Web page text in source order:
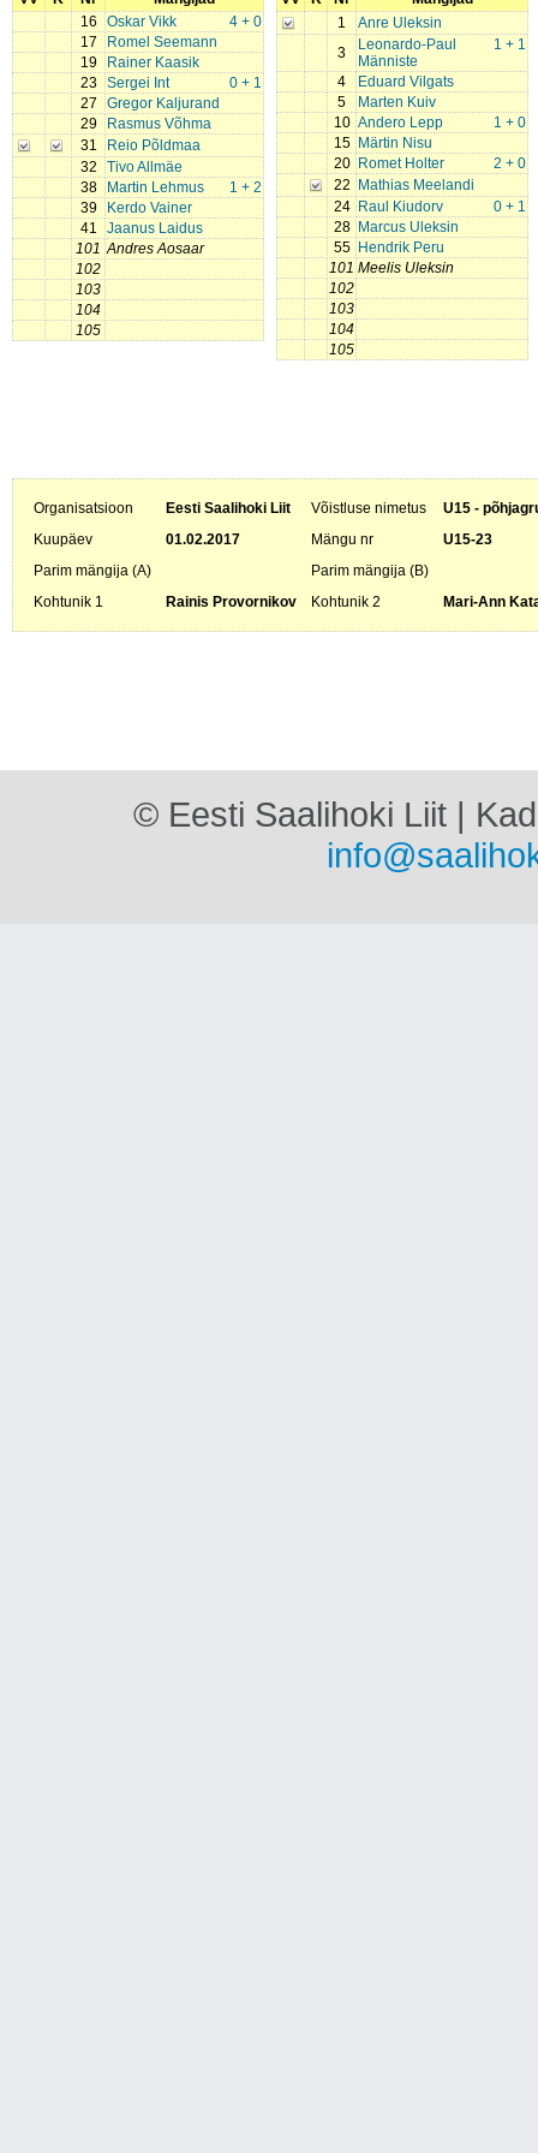
16
4 + 0
Oskar Vikk
17
Romel Seemann
19
Rainer Kaasik
23
0 + 1
Sergei Int
27
Gregor Kaljurand
29
Rasmus Võhma
31
Reio Põldmaa
32
Tivo Allmäe
38
1 + 2
Martin Lehmus
39
Kerdo Vainer
41
Jaanus Laidus
101 Andres Aosaar
102
103
104
105
1
Anre Uleksin
3
1 + 1
Leonardo-Paul
Männiste
4
Eduard Vilgats
5
Marten Kuiv
10
1 + 0
Andero Lepp
15
Märtin Nisu
20
2 + 0
Romet Holter
22
Mathias Meelandi
24
0 + 1
Raul Kiudorv
28
Marcus Uleksin
55
Hendrik Peru
101 Meelis Uleksin
102
103
104
105
Organisatsioon Eesti Saalihoki Liit Võistluse nimetus
U15 -
Kuupäev
01.02.2017 Mängu nr
U15-23
Parim mängija (A)
Parim mängija (B)
Kohtunik 1
Rainis Provornikov Kohtunik 2 Mari-Ann
© Eesti Saalihoki Liit |